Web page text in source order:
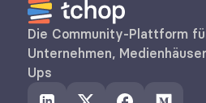
Die Community-Plattform
Unternehmen,
Ups